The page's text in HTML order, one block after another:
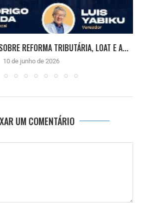
REFORMA TRIBUTÁRIA, LOAT E A...
10 de junho de 2026
UM COMENTÁRIO